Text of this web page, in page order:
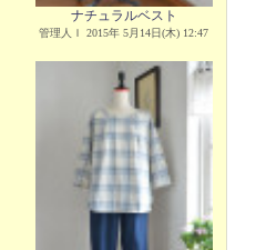
ナチュラルベスト
管理人Ｉ 2015年 5月14日(木) 12:47